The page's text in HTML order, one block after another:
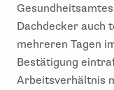
Gesundheitsamtes
Dachdecker auch
mehreren Tagen
Bestätigung
Arbeitsverhältnis